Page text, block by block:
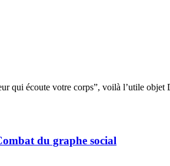
qui écoute votre corps”, voilà l’utile
du graphe social